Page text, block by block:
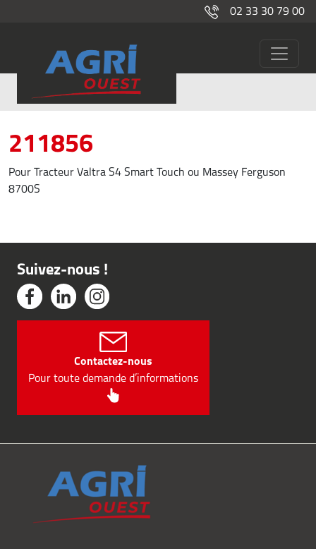
02 33 30 79 00
Agriculture de précision
211856
Pour Tracteur Valtra S4 Smart Touch ou Massey Ferguson
8700S
Suivez-nous !
Contactez-nous
Pour toute demande d’informations